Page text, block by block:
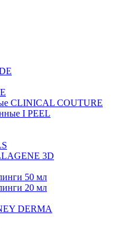
CLINICAL COUTURE
I PEEL
3D
50 мл
20 мл
DERMA